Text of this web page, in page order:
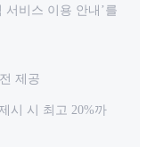
서비스 이용 안내’를
제공
시 시 최고 20%까